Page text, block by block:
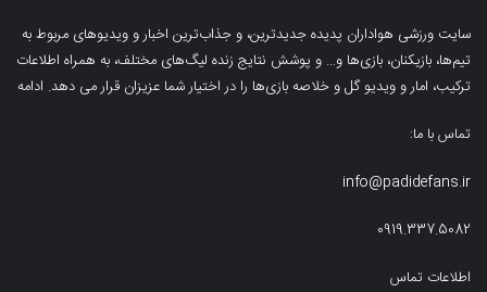
سایت ورزشی هواداران پدیده جدیدترین، و جذاب‌ترین اخبار و ویدیوهای مربوط به
تیم‌ها، بازیکنان، بازی‌ها و… و پوشش نتایج زنده لیگ‌های مختلف، به همراه اطلاعات
ترکیب، امار و ویدیو‌‌ گل‌ و خلاصه بازی‌ها را در اختیار شما عزیزان قرار می دهد. ادامه
تماس با ما:
info@padidefans.ir
0919.337.5082
اطلاعات تماس